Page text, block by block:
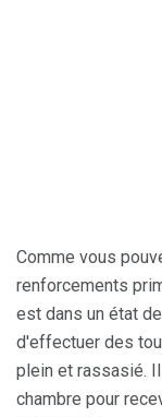
Comme vous
renforcements
est dans un état
d'effectuer des
plein et rassasié.
chambre pour